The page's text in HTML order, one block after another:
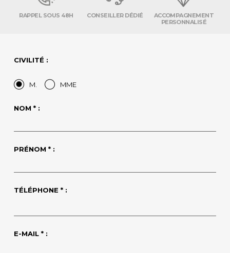
RAPPEL SOUS 48H CONSEILLER DÉDIÉ
ACCOMPAGNEMENT
PERSONNALISÉ
CIVILITÉ :
M. MME
NOM * :
PRÉNOM * :
TÉLÉPHONE * :
E-MAIL * :